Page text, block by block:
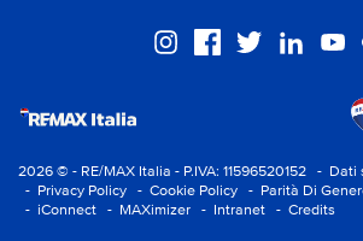
2026 © - RE/MAX Italia - P.IVA: 11596520152
- Dati
- Privacy Policy
- Cookie Policy - Parità Di
- iConnect
- MAXimizer - Intranet - Credits